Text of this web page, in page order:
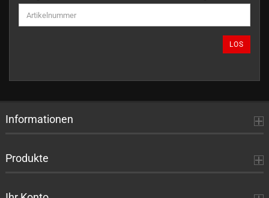
GEBEN
SIE
DIE
EIN.
LOS
Informationen
Produkte